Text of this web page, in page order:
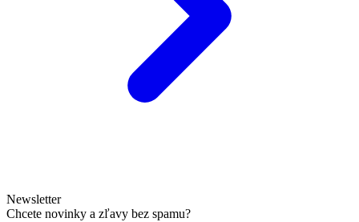
Newsletter
Chcete novinky a zľavy bez spamu?